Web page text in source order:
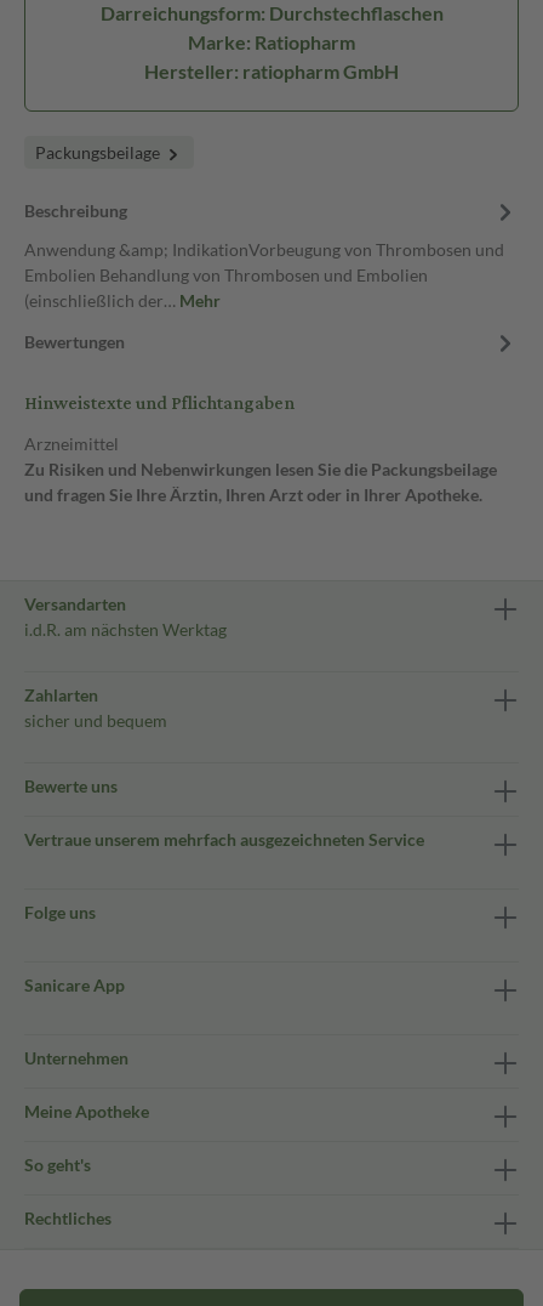
Darreichungsform: Durchstechflaschen
Marke: Ratiopharm
Hersteller: ratiopharm GmbH
Packungsbeilage
Beschreibung
Anwendung &amp; IndikationVorbeugung von Thrombosen und
Embolien Behandlung von Thrombosen und Embolien
(einschließlich der… Mehr
Bewertungen
Hinweistexte und Pflichtangaben
Arzneimittel
Zu Risiken und Nebenwirkungen lesen Sie die Packungsbeilage
und fragen Sie Ihre Ärztin, Ihren Arzt oder in Ihrer Apotheke.
Versandarten
i.d.R. am nächsten Werktag
Zahlarten
sicher und bequem
Bewerte uns
Vertraue unserem mehrfach ausgezeichneten Service
Folge uns
Sanicare App
Unternehmen
Meine Apotheke
So geht's
Rechtliches